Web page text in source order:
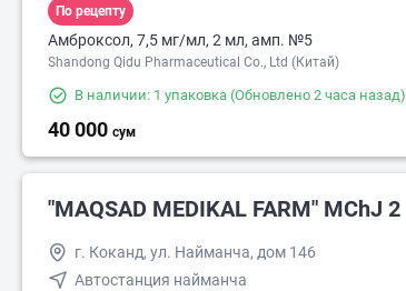
По рецепту
Амброксол, 7,5 мг/мл, 2 мл, амп. №5
Shandong Qidu Pharmaceutical Co., Ltd (Китай)
В наличии: 1 упаковка (Обновлено 2 часа назад)
40 000 сум
"MAQSAD MEDIKAL FARM" MChJ 2
г. Коканд, ул. Найманча, дом 146
Автостанция найманча